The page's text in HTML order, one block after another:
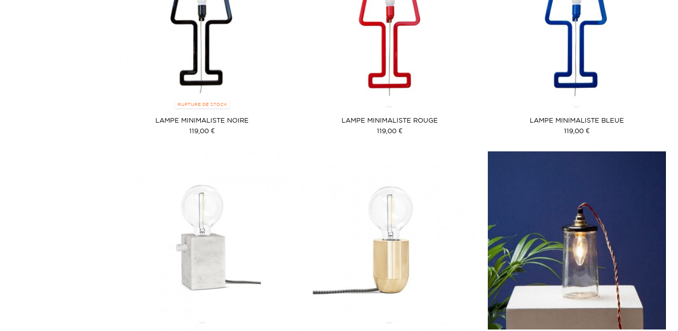
RUPTURE DE STOCK
LAMPE MINIMALISTE NOIRE
119,00 €
LAMPE MINIMALISTE ROUGE
119,00 €
LAMPE MINIMALISTE BLEUE
119,00 €